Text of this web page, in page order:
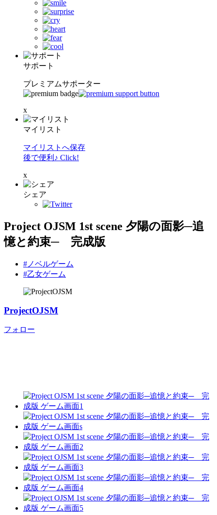
サポート
プレミアムサポーター
x
マイリスト
マイリストへ保存
後で便利♪ Click!
x
シェア
Project OJSM 1st scene 夕陽の面影─追
憶と約束─ 完成版
#ノベルゲーム
#乙女ゲーム
ProjectOJSM
フォロー